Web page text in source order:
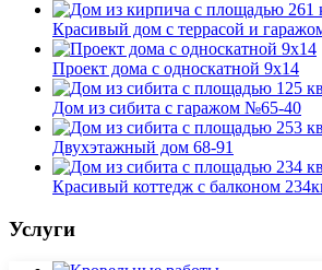
Красивый дом с террасой и
Проект дома с односкатной 9х14
Дом из сибита с гаражом №65-40
Двухэтажный дом 68-91
Красивый коттедж с балконом
Услуги